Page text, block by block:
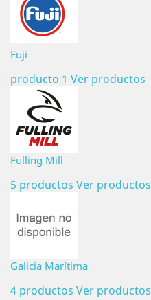
Fuji
producto 1 Ver productos
Fulling Mill
5 productos Ver productos
Galicia Marítima
4 productos Ver productos